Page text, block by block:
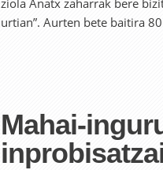
ziola Anatx zaharrak bere
urtian”. Aurten bete baitira
Mahai-